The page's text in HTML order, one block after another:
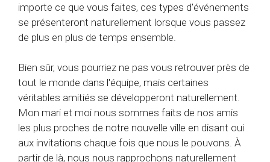
importe ce que vous faites, ces types d'événements
se présenteront naturellement lorsque vous passez
de plus en plus de temps ensemble.
Bien sûr, vous pourriez ne pas vous retrouver près de
tout le monde dans l'équipe, mais certaines
véritables amitiés se développeront naturellement.
Mon mari et moi nous sommes faits de nos amis
les plus proches de notre nouvelle ville en disant oui
aux invitations chaque fois que nous le pouvons. À
partir de là, nous nous rapprochons naturellement